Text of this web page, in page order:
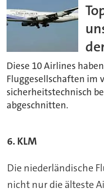
Diese 10 Airlines
Fluggesellschaften im
sicherheitstechnisch
abgeschnitten.
6. KLM
Die niederländische
nicht nur die älteste